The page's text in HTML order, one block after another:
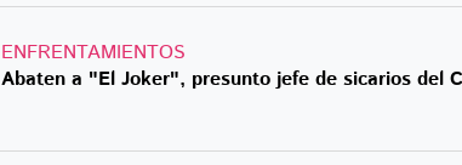
ENFRENTAMIENTOS
Abaten a "El Joker", presunto jefe de sicarios del